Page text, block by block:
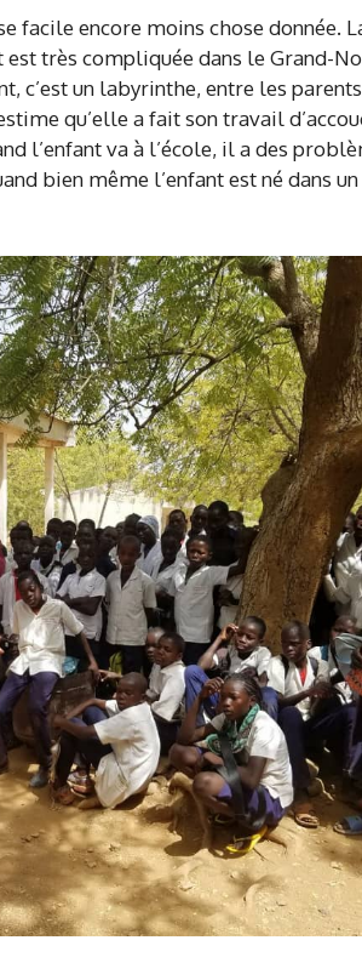
facile encore moins chose donnée.
est très compliquée dans le Grand-
c’est un labyrinthe, entre les
qu’elle a fait son travail
l’enfant va à l’école, il a des
bien même l’enfant est né dans